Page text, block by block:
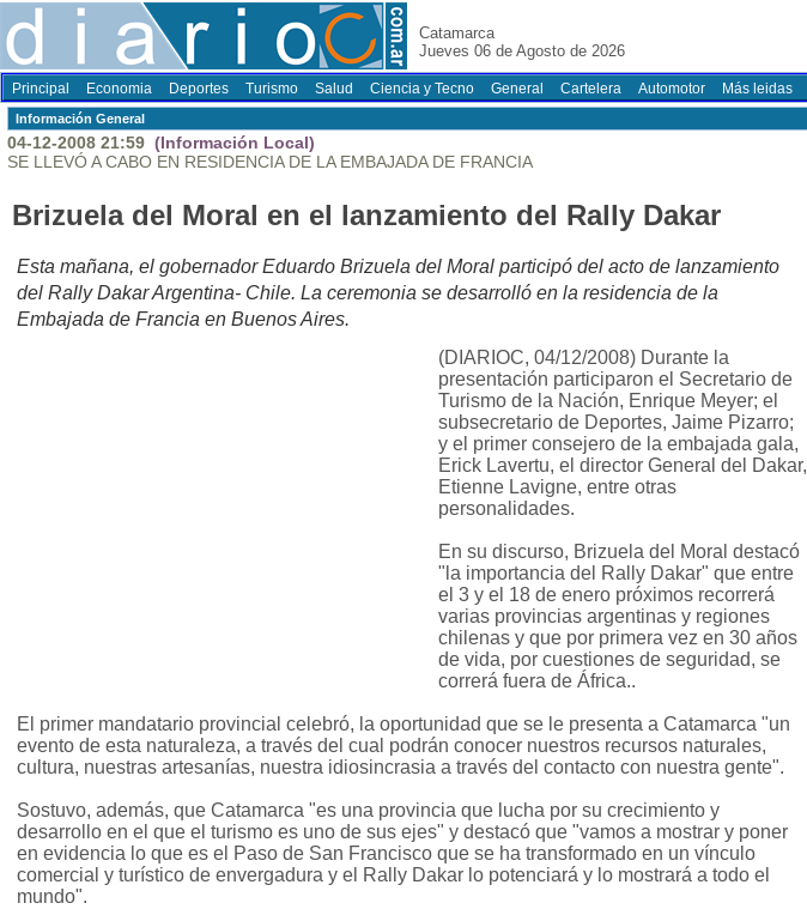
Catamarca
Jueves 06 de Agosto de 2026
Principal Economia Deportes Turismo Salud Ciencia y Tecno General Cartelera Automotor Más leidas
Información General
04-12-2008 21:59 (Información Local)
SE LLEVÓ A CABO EN RESIDENCIA DE LA EMBAJADA DE FRANCIA
Brizuela del Moral en el lanzamiento del Rally Dakar
Esta mañana, el gobernador Eduardo Brizuela del Moral participó del acto de lanzamiento
del Rally Dakar Argentina- Chile. La ceremonia se desarrolló en la residencia de la
Embajada de Francia en Buenos Aires.
(DIARIOC, 04/12/2008) Durante la
presentación participaron el Secretario de
Turismo de la Nación, Enrique Meyer; el
subsecretario de Deportes, Jaime Pizarro;
y el primer consejero de la embajada gala,
Erick Lavertu, el director General del Dakar,
Etienne Lavigne, entre otras
personalidades.
En su discurso, Brizuela del Moral destacó
"la importancia del Rally Dakar" que entre
el 3 y el 18 de enero próximos recorrerá
varias provincias argentinas y regiones
chilenas y que por primera vez en 30 años
de vida, por cuestiones de seguridad, se
correrá fuera de África..
El primer mandatario provincial celebró, la oportunidad que se le presenta a Catamarca "un
evento de esta naturaleza, a través del cual podrán conocer nuestros recursos naturales,
cultura, nuestras artesanías, nuestra idiosincrasia a través del contacto con nuestra gente".
Sostuvo, además, que Catamarca "es una provincia que lucha por su crecimiento y
desarrollo en el que el turismo es uno de sus ejes" y destacó que "vamos a mostrar y poner
en evidencia lo que es el Paso de San Francisco que se ha transformado en un vínculo
comercial y turístico de envergadura y el Rally Dakar lo potenciará y lo mostrará a todo el
mundo".